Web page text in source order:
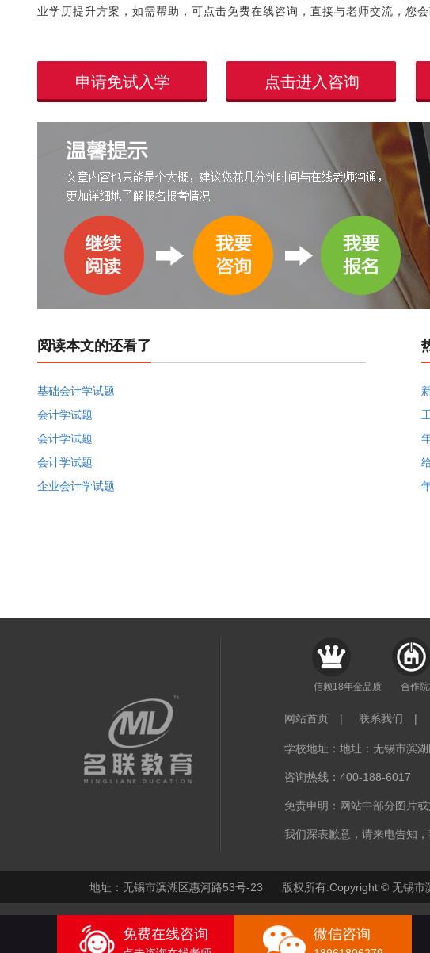
业学历提升方案，如需帮助，可点击免费在线咨询，直接与老师交流，您会
申请免试入学 点击进入咨询
阅读本文的还看了
基础会计学试题
会计学试题
会计学试题
会计学试题
企业会计学试题
信赖18年金品质 合作
网站首页 | 联系我们 |
学校地址：地址：无锡市滨
咨询热线：400-188-6017
免责申明：网站中部分图片
我们深表歉意，请来电告知，
地址：无锡市滨湖区惠河路53号-23 版权所有:Copyright © 无锡市
免费在线咨询 微信咨询